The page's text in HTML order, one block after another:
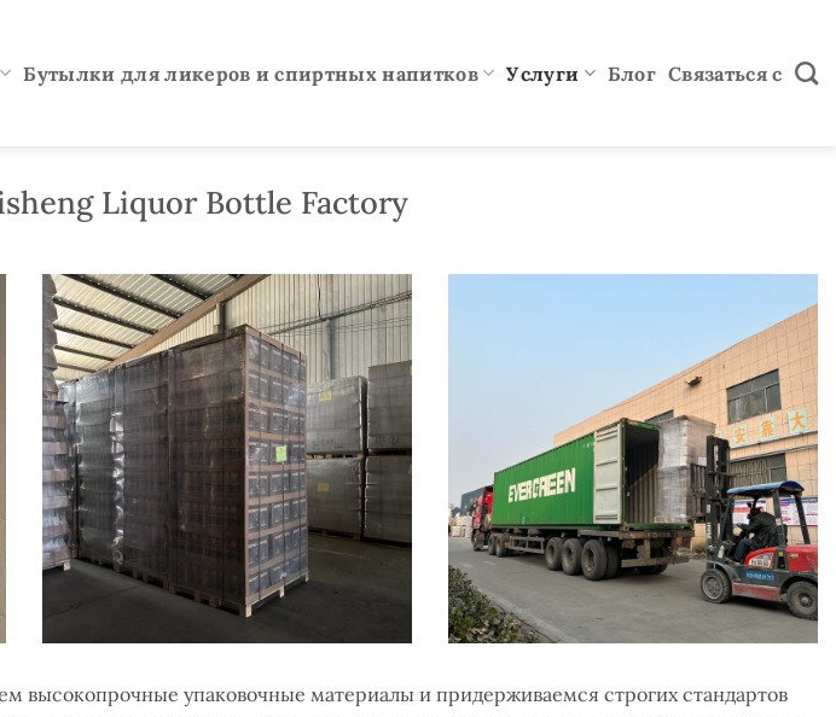
Бутылки для ликеров и спиртных напитков Услуги Блог Связаться с
Liquor Bottle Factory
высокопрочные упаковочные материалы и придерживаемся строгих стандартов